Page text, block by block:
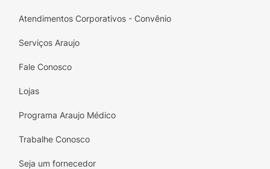
Atendimentos Corporativos - Convênio
Serviços Araujo
Fale Conosco
Lojas
Programa Araujo Médico
Trabalhe Conosco
Seja um fornecedor